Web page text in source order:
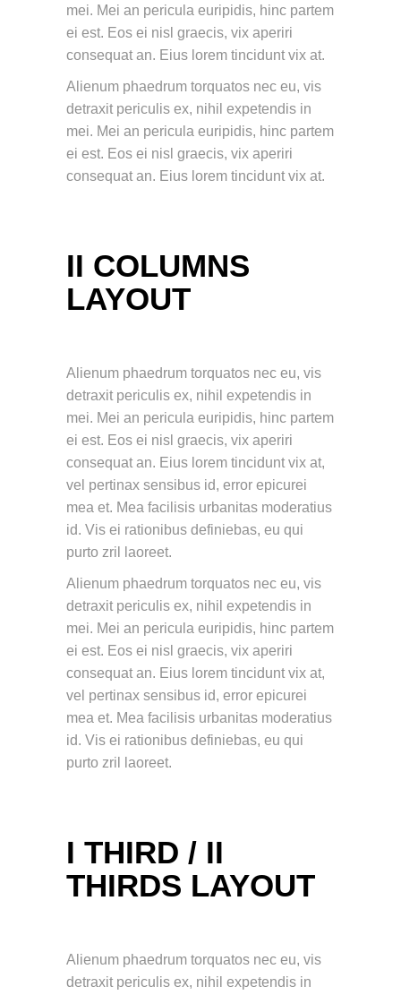
mei. Mei an pericula euripidis, hinc partem
ei est. Eos ei nisl graecis, vix aperiri
consequat an. Eius lorem tincidunt vix at.
Alienum phaedrum torquatos nec eu, vis
detraxit periculis ex, nihil expetendis in
mei. Mei an pericula euripidis, hinc partem
ei est. Eos ei nisl graecis, vix aperiri
consequat an. Eius lorem tincidunt vix at.
II COLUMNS
LAYOUT
Alienum phaedrum torquatos nec eu, vis
detraxit periculis ex, nihil expetendis in
mei. Mei an pericula euripidis, hinc partem
ei est. Eos ei nisl graecis, vix aperiri
consequat an. Eius lorem tincidunt vix at,
vel pertinax sensibus id, error epicurei
mea et. Mea facilisis urbanitas moderatius
id. Vis ei rationibus definiebas, eu qui
purto zril laoreet.
Alienum phaedrum torquatos nec eu, vis
detraxit periculis ex, nihil expetendis in
mei. Mei an pericula euripidis, hinc partem
ei est. Eos ei nisl graecis, vix aperiri
consequat an. Eius lorem tincidunt vix at,
vel pertinax sensibus id, error epicurei
mea et. Mea facilisis urbanitas moderatius
id. Vis ei rationibus definiebas, eu qui
purto zril laoreet.
I THIRD / II
THIRDS LAYOUT
Alienum phaedrum torquatos nec eu, vis
detraxit periculis ex, nihil expetendis in